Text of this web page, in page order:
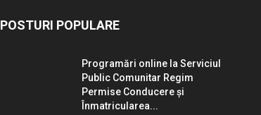
POSTURI POPULARE
Programări online la Serviciul
Public Comunitar Regim
Permise Conducere şi
Înmatricularea...